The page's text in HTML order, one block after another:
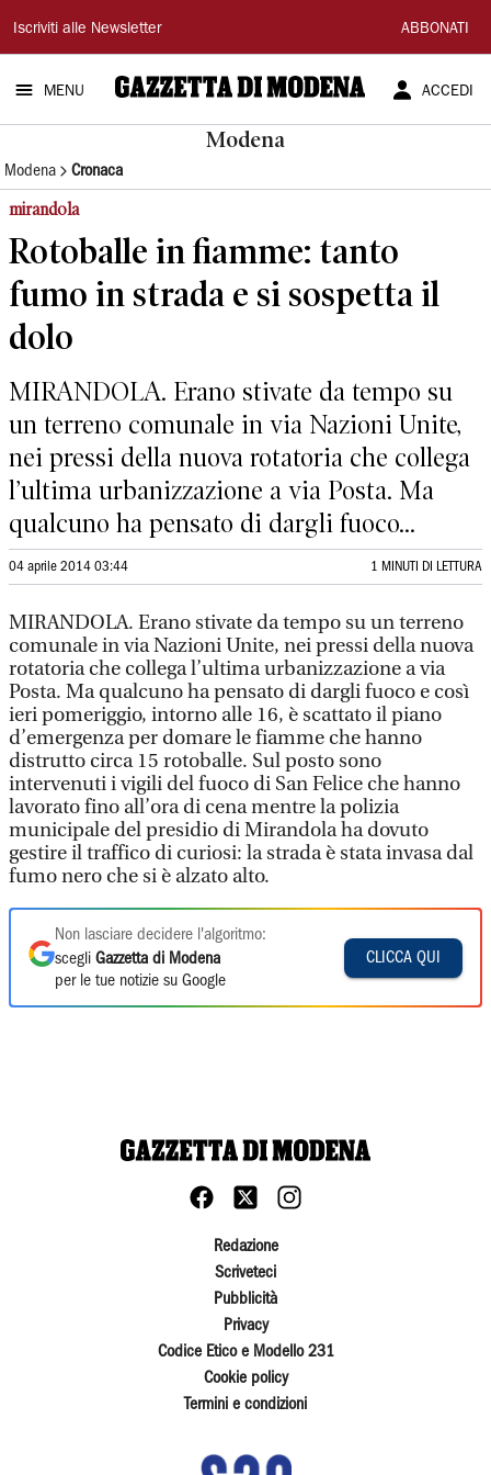
Gazzetta
di
Modena
Iscriviti alle Newsletter ABBONATI
MENU ACCEDI
Modena
Modena Cronaca
mirandola
Rotoballe in fiamme: tanto
fumo in strada e si sospetta il
dolo
MIRANDOLA. Erano stivate da tempo su
un terreno comunale in via Nazioni Unite,
nei pressi della nuova rotatoria che collega
l’ultima urbanizzazione a via Posta. Ma
qualcuno ha pensato di dargli fuoco...
04 aprile 2014 03:44 1 MINUTI DI LETTURA
MIRANDOLA. Erano stivate da tempo su un terreno
comunale in via Nazioni Unite, nei pressi della nuova
rotatoria che collega l’ultima urbanizzazione a via
Posta. Ma qualcuno ha pensato di dargli fuoco e così
ieri pomeriggio, intorno alle 16, è scattato il piano
d’emergenza per domare le fiamme che hanno
distrutto circa 15 rotoballe. Sul posto sono
intervenuti i vigili del fuoco di San Felice che hanno
lavorato fino all’ora di cena mentre la polizia
municipale del presidio di Mirandola ha dovuto
gestire il traffico di curiosi: la strada è stata invasa dal
fumo nero che si è alzato alto.
Non lasciare decidere l'algoritmo:
scegli Gazzetta di Modena
per le tue notizie su Google
CLICCA QUI
Redazione
Scriveteci
Pubblicità
Privacy
Codice Etico e Modello 231
Cookie policy
Termini e condizioni